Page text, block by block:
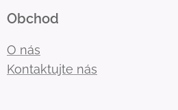
Obchod
O nás
Kontaktujte nás